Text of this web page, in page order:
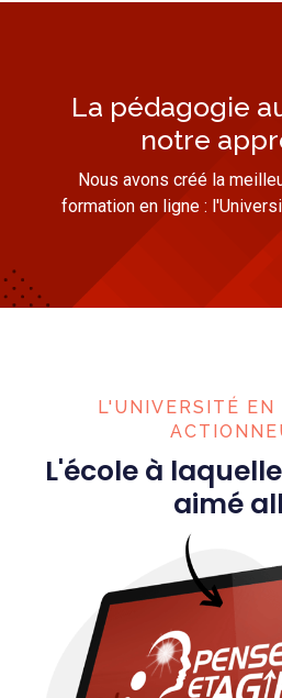
La pédagogie
notre
Nous avons créé la
formation en ligne :
L'UNIVERSITÉ EN
L'école à
aimé